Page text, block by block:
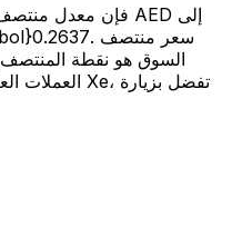
السوق هو نقطة المنتصف
العملات العالمية. لمعرفة تكلفة هذا التحويل مع Xe، تفضل بزيارة